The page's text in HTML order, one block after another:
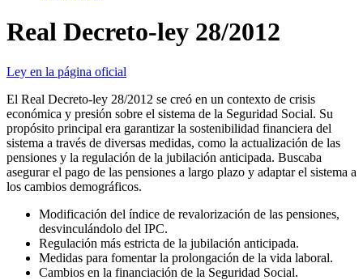
Real Decreto-ley 28/2012
Ley en la página oficial
El Real Decreto-ley 28/2012 se creó en un contexto de crisis
económica y presión sobre el sistema de la Seguridad Social. Su
propósito principal era garantizar la sostenibilidad financiera del
sistema a través de diversas medidas, como la actualización de las
pensiones y la regulación de la jubilación anticipada. Buscaba
asegurar el pago de las pensiones a largo plazo y adaptar el sistema a
los cambios demográficos.
Modificación del índice de revalorización de las pensiones,
desvinculándolo del IPC.
Regulación más estricta de la jubilación anticipada.
Medidas para fomentar la prolongación de la vida laboral.
Cambios en la financiación de la Seguridad Social.